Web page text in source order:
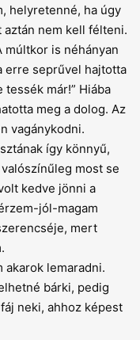
helyretenné, ha úgy
aztán nem kell félteni.
múltkor is néhányan
erre seprűvel hajtotta
tessék már!” Hiába
meg a dolog. Az
vagánykodni.
így könnyű,
most se
kedve jönni a
jól-magam
mert
akarok lemaradni.
bárki, pedig
neki, ahhoz képest